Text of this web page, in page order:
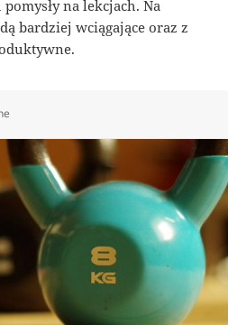
na lekcjach. Na
bardziej wciągające oraz z